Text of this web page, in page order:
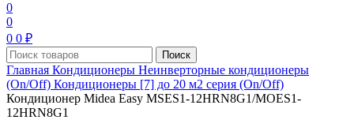
0
0
0 0 ₽
Поиск
Главная Кондиционеры Неинверторные кондиционеры
(On/Off) Кондиционеры [7] до 20 м2 серия (On/Off)
Кондиционер Midea Easy MSES1-12HRN8G1/MOES1-
12HRN8G1